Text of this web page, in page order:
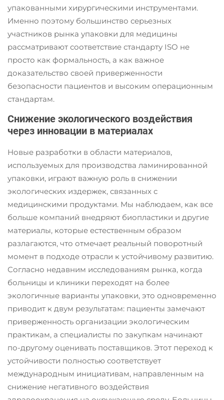
упакованными хирургическими инструментами.
Именно поэтому большинство серьезных
участников рынка упаковки для медицины
рассматривают соответствие стандарту ISO не
просто как формальность, а как важное
доказательство своей приверженности
безопасности пациентов и высоким операционным
стандартам.
Снижение экологического воздействия
через инновации в материалах
Новые разработки в области материалов,
используемых для производства ламинированной
упаковки, играют важную роль в снижении
экологических издержек, связанных с
медицинскими продуктами. Мы наблюдаем, как все
больше компаний внедряют биопластики и другие
материалы, которые естественным образом
разлагаются, что отмечает реальный поворотный
момент в подходе отрасли к устойчивому развитию.
Согласно недавним исследованиям рынка, когда
больницы и клиники переходят на более
экологичные варианты упаковки, это одновременно
приводит к двум результатам: пациенты замечают
приверженность организации экологическим
практикам, а специалисты по закупкам начинают
по-другому оценивать поставщиков. Этот переход к
устойчивости полностью соответствует
международным инициативам, направленным на
снижение негативного воздействия